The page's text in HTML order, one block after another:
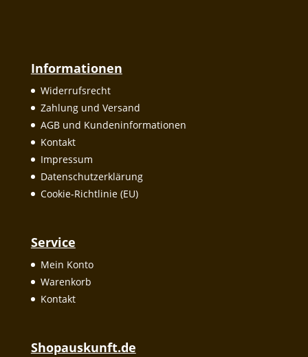
Informationen
Widerrufsrecht
Zahlung und Versand
AGB und Kundeninformationen
Kontakt
Impressum
Datenschutzerklärung
Cookie-Richtlinie (EU)
Service
Mein Konto
Warenkorb
Kontakt
Shopauskunft.de